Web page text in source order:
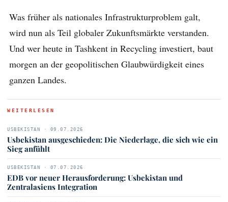
Was früher als nationales Infrastrukturproblem galt,
wird nun als Teil globaler Zukunftsmärkte verstanden.
Und wer heute in Tashkent in Recycling investiert, baut
morgen an der geopolitischen Glaubwürdigkeit eines
ganzen Landes.
WEITERLESEN
USBEKISTAN · 09.07.2026
Usbekistan ausgeschieden: Die Niederlage, die sich wie ein
Sieg anfühlt
USBEKISTAN · 07.07.2026
EDB vor neuer Herausforderung: Usbekistan und
Zentralasiens Integration